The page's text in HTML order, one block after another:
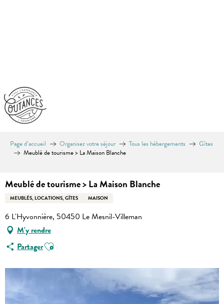
Page d’accueil Organisez votre séjour Tous les hébergements
Gîtes
Meublé de tourisme > La Maison Blanche
Meublé de tourisme > La Maison Blanche
MEUBLÉS, LOCATIONS, GÎTES MAISON
6 L'Hyvonnière, 50450 Le Mesnil-Villeman
M'y rendre
PartagerAjouter aux favoris